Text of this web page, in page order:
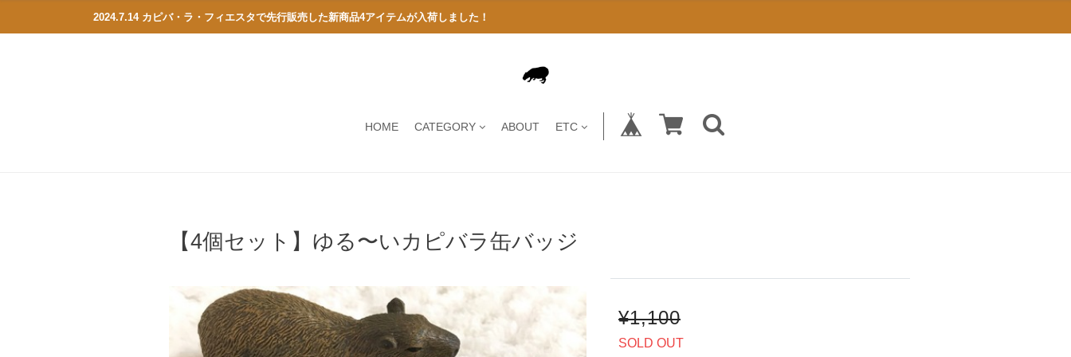
2024.7.14 カピバ・ラ・フィエスタで先行販売した新商品4アイテムが入荷しました！
HOME CATEGORY ABOUT ETC
【4個セット】ゆる〜いカピバラ缶バッジ
¥1,100
SOLD OUT